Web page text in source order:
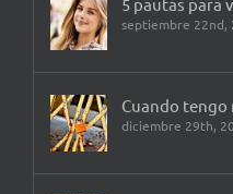
septiembre 22nd,
Cuando tengo
diciembre 29th,